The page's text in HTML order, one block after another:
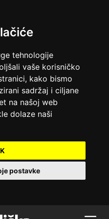
tehnologije
vaše korisničko
kako bismo
sadržaj i ciljane
na našoj web
dolaze naši
postavke